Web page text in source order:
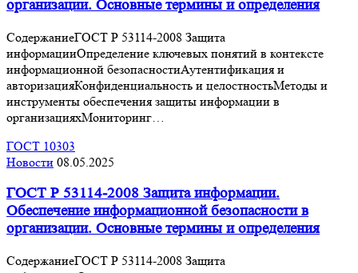
организации. Основные термины и определения
СодержаниеГОСТ Р 53114-2008 Защита
информацииОпределение ключевых понятий в контексте
информационной безопасностиАутентификация и
авторизацияКонфиденциальность и целостностьМетоды и
инструменты обеспечения защиты информации в
организацияхМониторинг…
ГОСТ 10303
Новости 08.05.2025
ГОСТ Р 53114-2008 Защита информации.
Обеспечение информационной безопасности в
организации. Основные термины и определения
СодержаниеГОСТ Р 53114-2008 Защита